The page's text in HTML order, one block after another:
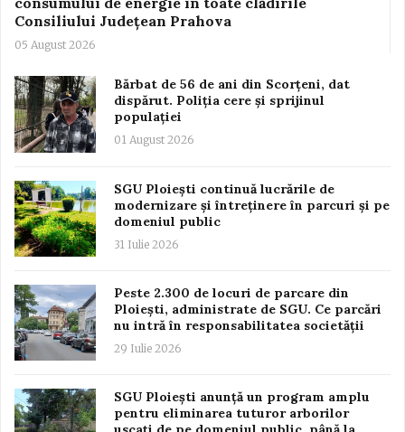
Consiliului Județean Prahova
05 August 2026
Bărbat de 56 de ani din Scorțeni, dat
dispărut. Poliția cere și sprijinul
populației
01 August 2026
SGU Ploiești continuă lucrările de
modernizare și întreținere în parcuri și pe
domeniul public
31 Iulie 2026
Peste 2.300 de locuri de parcare din
Ploiești, administrate de SGU. Ce parcări
nu intră în responsabilitatea societății
29 Iulie 2026
SGU Ploiești anunță un program amplu
pentru eliminarea tuturor arborilor